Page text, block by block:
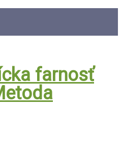
farnosť